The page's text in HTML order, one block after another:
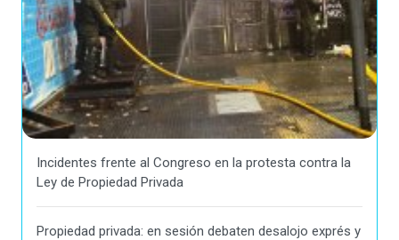
Incidentes frente al Congreso en la protesta contra la
Ley de Propiedad Privada
Propiedad privada: en sesión debaten desalojo exprés y